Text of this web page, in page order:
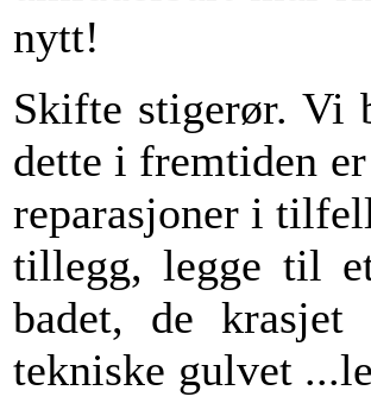
nytt!
Skifte stigerør. Vi
dette i fremtiden
reparasjoner i
tillegg, legge til
badet, de
tekniske gulvet